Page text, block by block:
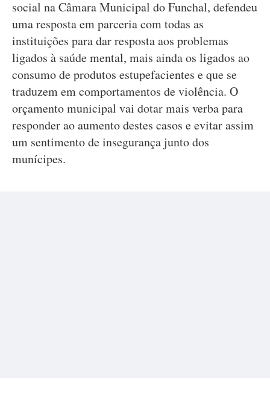
social na Câmara Municipal do Funchal, defendeu
uma resposta em parceria com todas as
instituições para dar resposta aos problemas
ligados à saúde mental, mais ainda os ligados ao
consumo de produtos estupefacientes e que se
traduzem em comportamentos de violência. O
orçamento municipal vai dotar mais verba para
responder ao aumento destes casos e evitar assim
um sentimento de insegurança junto dos
munícipes.